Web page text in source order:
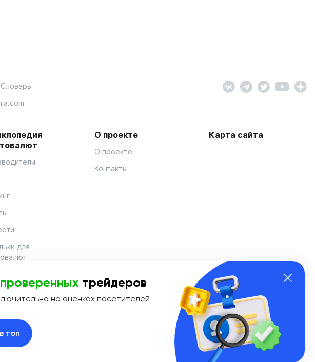
Словарь
для
О проекте
О проекте
Контакты
Карта сайта
массовой информации Эл № ФС 77-74908 от «25» января 2019 г. Выдано
связи, информационных технологий и массовых коммуникаций
проверенных трейдеров
на оценках посетителей
топ